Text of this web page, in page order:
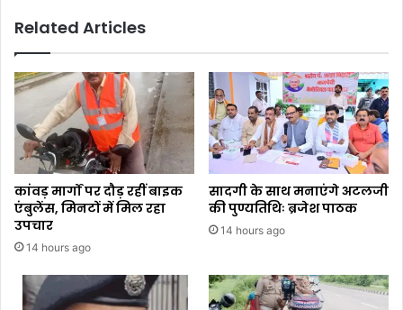
Related Articles
कांवड़ मार्गों पर दौड़ रहीं बाइक
एंबुलेंस, मिनटों में मिल रहा
उपचार
14 hours ago
सादगी के साथ मनाएंगे अटलजी
की पुण्यतिथिः ब्रजेश पाठक
14 hours ago